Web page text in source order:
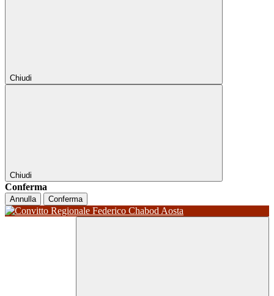
Chiudi
Chiudi
Conferma
Annulla Conferma